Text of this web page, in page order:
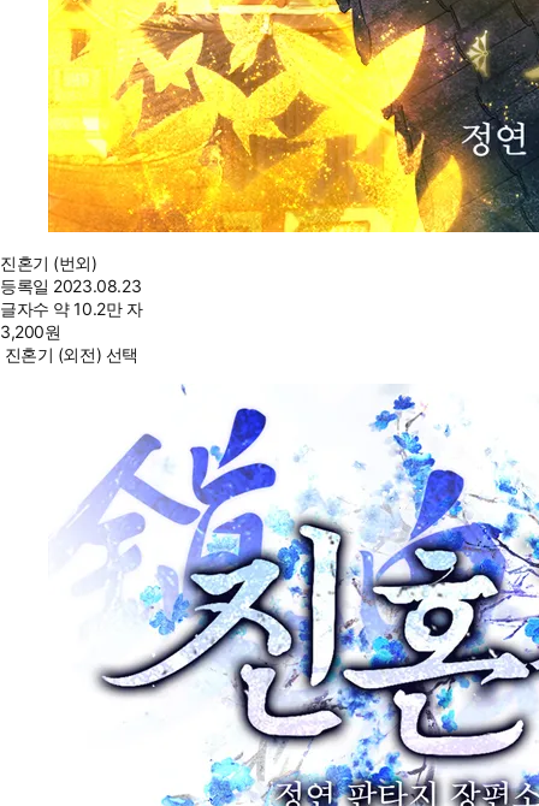
진혼기 (번외)
등록일 2023.08.23
글자수 약 10.2만 자
3,200원
진혼기 (외전) 선택